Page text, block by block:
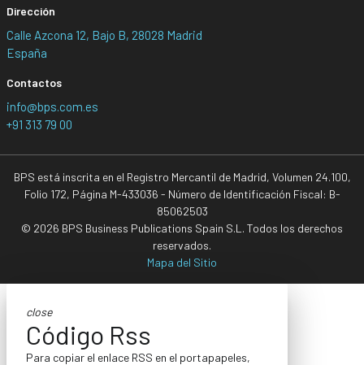
Dirección
Calle Azcona 12, Bajo B, 28028 Madrid
España
Contactos
info@bps.com.es
+91 313 79 00
BPS está inscrita en el Registro Mercantil de Madrid, Volumen 24.100,
Folio 172, Página M-433036 - Número de Identificación Fiscal: B-
85062503
© 2026 BPS Business Publications Spain S.L. Todos los derechos
reservados.
Mapa del Sitio
close
Código Rss
Para copiar el enlace RSS en el portapapeles,